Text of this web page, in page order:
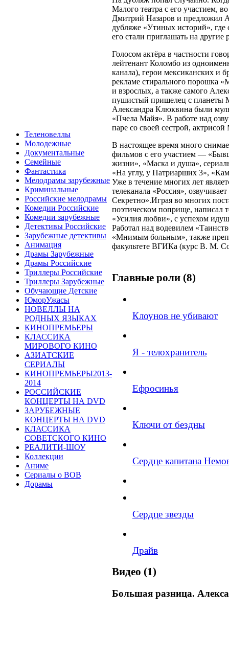
Теленовеллы
Молодежные
Документальные
Семейные
Фантастика
Мелодрамы зарубежные
Криминальные
Российские мелодрамы
Комедии Российские
Комедии зарубежные
Детективы Российские
Зарубежные детективы
Анимация
Драмы Зарубежные
Драмы Российские
Триллеры Российские
Триллеры Зарубежные
Обучающие Детские
ЮморУжасы
НОВЕЛЛЫ НА
РОДНЫХ ЯЗЫКАХ
КИНОПРЕМЬЕРЫ
КЛАССИКА
МИРОВОГО КИНО
АЗИАТСКИЕ
СЕРИАЛЫ
КИНОПРЕМЬЕРЫ2013-
2014
РОССИЙСКИЕ
КОНЦЕРТЫ НА DVD
ЗАРУБЕЖНЫЕ
КОНЦЕРТЫ НА DVD
КЛАССИКА
СОВЕТСКОГО КИНО
РЕАЛИТИ-ШОУ
Коллекции
Аниме
Сериалы о ВОВ
Дорамы
Малого театра с его участием,
Дмитрий Назаров и предложил
дубляже «Утиных историй»,
его стали приглашать на
Голосом актёра в частности
лейтенант Коломбо из
канала), герои мексиканских и
рекламе стирального порошка
и взрослых, а также самого
пушистый пришелец с планеты
Александра Клюквина были
«Пчела Майя». В работе над
паре со своей сестрой,
В настоящее время много
фильмов с его участием —
жизни», «Маска и душа»,
«На углу, у Патриарших 3»,
Уже в течение многих лет
телеканала «Россия»,
Секретно».Играя во многих
поэтическом поприще, написал
«Усилия любви», с успехом
Работал над водевилем
«Мнимым больным», также
факультете ВГИКа (курс В. М.
Главные роли (8)
Клоунов не убивают
Я - телохранитель
Ефросинья
Ключи от бездны
Сердце капитана
Сердце звезды
Драйв
Видео (1)
Большая разница.